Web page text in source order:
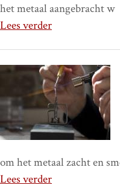
het metaal aangebracht w
Lees verder
om het metaal zacht en
Lees verder